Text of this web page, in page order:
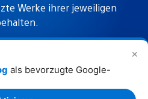
✕
als bevorzugte Google-
Werke ihrer jeweiligen